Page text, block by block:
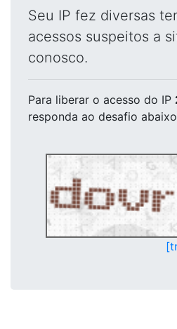
Seu IP fez diversas
acessos suspeitos a
conosco.
Para liberar o acesso do IP
responda ao desafio